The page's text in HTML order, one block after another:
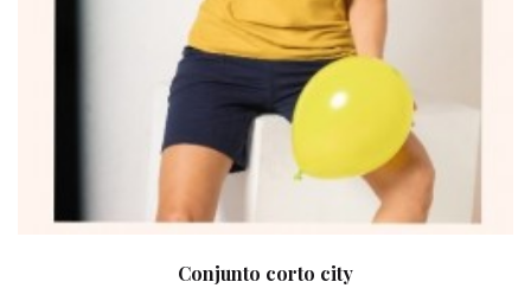
Conjunto corto city